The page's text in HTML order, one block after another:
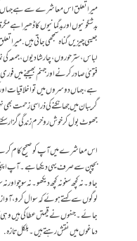
میرا تعلق اس معاشرے سے ہے جہاں
بدشگونیوں اور بدگمانیوں کا ڈھیرا
جیسی چیزیں گناہ سمجھی جاتی ہیں.
لباس، ستر حوروں، چار شادیوں، جمعہ
فتویٰ صادر کرنے اور جہنم بھیجنے
ہے، جہاں دوسروں میں تو اخلاقیات
گریبان میں جھانکنے کی ذرا سی
جھوٹ بول کر خوش رو خرم زندگی گزار
اس معاشرے میں آپ کو صحیح کام
بچپن سے صرف یہی دیکھا ہے ۔ آپ
جاو ۔نہ کچھ سنو نہ کچھ دیکھو۔ نہ سوچو
لوگوں سے کہتے ہوئے کہ سوال کرو، آواز
جائے۔جنہوں نے قیمتں عطا کی ہیں
دماغوں میں نقش رہتے ہیں۔ بلکل تازہ.